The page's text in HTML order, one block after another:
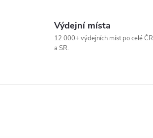
Výdejní místa
12.000+ výdejních míst po celé ČR
a SR.